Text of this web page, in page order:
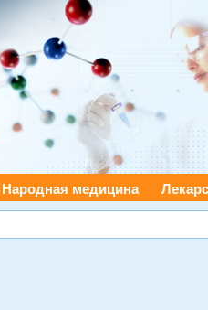
Народная медицина